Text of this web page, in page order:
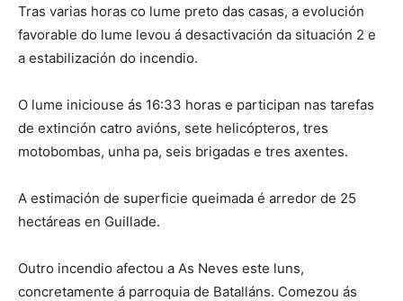
Tras varias horas co lume preto das casas, a evolución
favorable do lume levou á desactivación da situación 2 e
a estabilización do incendio.
O lume iniciouse ás 16:33 horas e participan nas tarefas
de extinción catro avións, sete helicópteros, tres
motobombas, unha pa, seis brigadas e tres axentes.
A estimación de superficie queimada é arredor de 25
hectáreas en Guillade.
Outro incendio afectou a As Neves este luns,
concretamente á parroquia de Batalláns. Comezou ás